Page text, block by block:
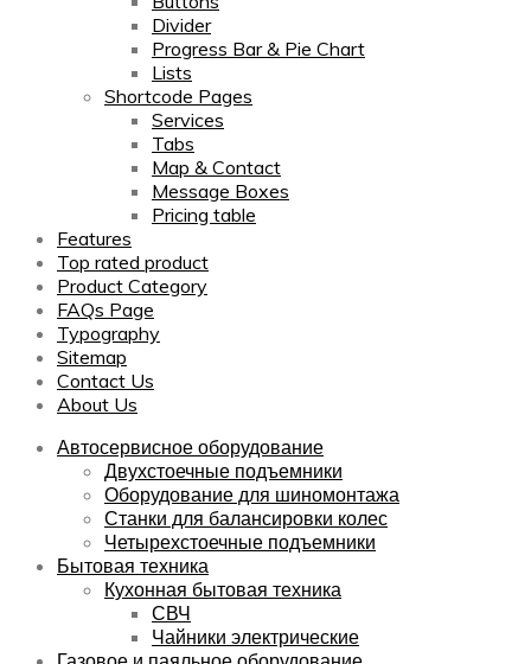
Divider
Progress Bar & Pie Chart
Lists
Shortcode Pages
Services
Tabs
Map & Contact
Message Boxes
Pricing table
Features
Top rated product
Product Category
FAQs Page
Typography
Sitemap
Contact Us
About Us
Автосервисное оборудование
Двухстоечные подъемники
Оборудование для шиномонтажа
Станки для балансировки колес
Четырехстоечные подъемники
Бытовая техника
Кухонная бытовая техника
СВЧ
Чайники электрические